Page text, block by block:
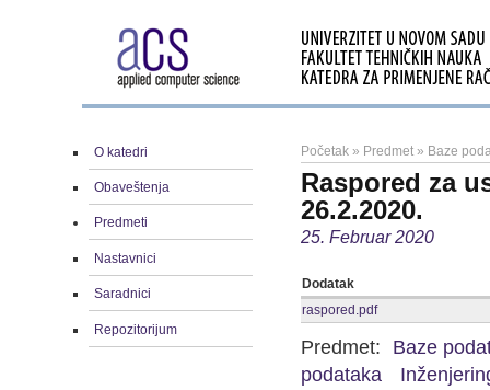
O katedri
Obaveštenja
Predmeti
Nastavnici
Saradnici
Repozitorijum
Početak » Predmet » Baze
Raspored za
26.2.2020.
25. Februar 2020
Dodatak
raspored.pdf
Predmet:
Baze
podataka